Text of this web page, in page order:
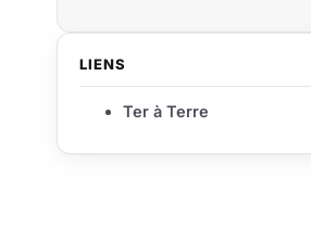
LIENS
Ter à Terre